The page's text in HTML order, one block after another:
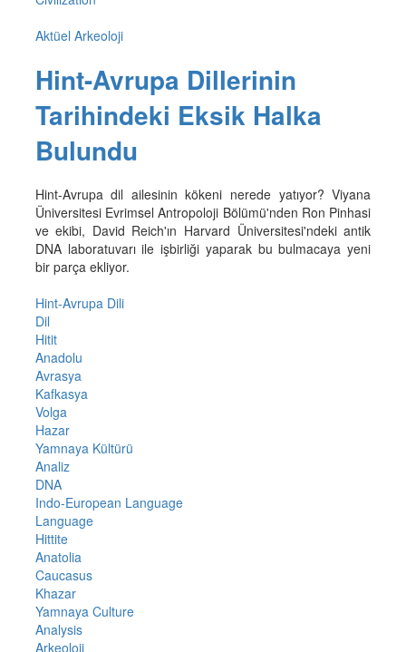
Aktüel Arkeoloji
Hint-Avrupa Dillerinin
Tarihindeki Eksik Halka
Bulundu
Hint-Avrupa dil ailesinin kökeni nerede yatıyor? Viyana
Üniversitesi Evrimsel Antropoloji Bölümü'nden Ron Pinhasi
ve ekibi, David Reich'ın Harvard Üniversitesi'ndeki antik
DNA laboratuvarı ile işbirliği yaparak bu bulmacaya yeni
bir parça ekliyor.
Hint-Avrupa Dili
Dil
Hitit
Anadolu
Avrasya
Kafkasya
Volga
Hazar
Yamnaya Kültürü
Analiz
DNA
Indo-European Language
Language
Hittite
Anatolia
Caucasus
Khazar
Yamnaya Culture
Analysis
Arkeoloji